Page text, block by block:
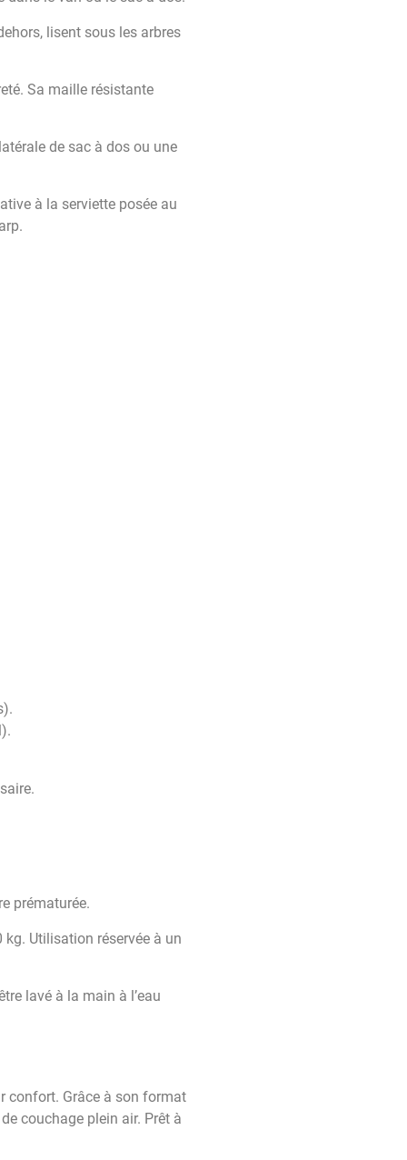
lisent sous les arbres
Sa maille résistante
de sac à dos ou une
à la serviette posée au
prématurée.
Utilisation réservée à un
lavé à la main à l’eau
confort. Grâce à son format
couchage plein air. Prêt à